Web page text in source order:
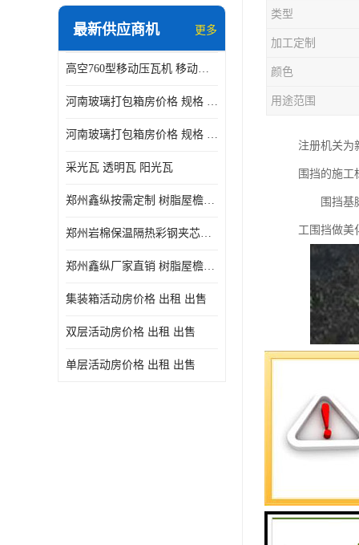
最新供应商机 更多
高空760型移动压瓦机 移动升降制瓦设备租赁选郑州鑫纵
河南玻璃打包箱房价格 规格 鑫纵建材按需定制
河南玻璃打包箱房价格 规格 鑫纵建材批发
采光瓦 透明瓦 阳光瓦
郑州鑫纵按需定制 树脂屋檐装饰塑料琉璃瓦片 中式仿古瓦的特点 价格
郑州岩棉保温隔热彩钢夹芯板 郑州鑫纵支持定做
郑州鑫纵厂家直销 树脂屋檐装饰塑料琉璃瓦片 中式仿古瓦的特点 价格
集装箱活动房价格 出租 出售
双层活动房价格 出租 出售
单层活动房价格 出租 出售
类型
加工定制
颜色
用途范围
注册机关为
围挡的施工
围挡基脚
工围挡做美